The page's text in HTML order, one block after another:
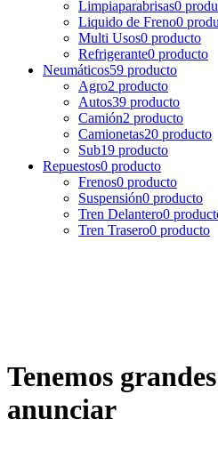
Limpiaparabrisas0
Liquido de Freno0
Multi Usos0 producto
Refrigerante0 producto
Neumáticos59 producto
Agro2 producto
Autos39 producto
Camión2 producto
Camionetas20 producto
Sub19 producto
Repuestos0 producto
Frenos0 producto
Suspensión0 producto
Tren Delantero0
Tren Trasero0 producto
Tenemos
anunciar